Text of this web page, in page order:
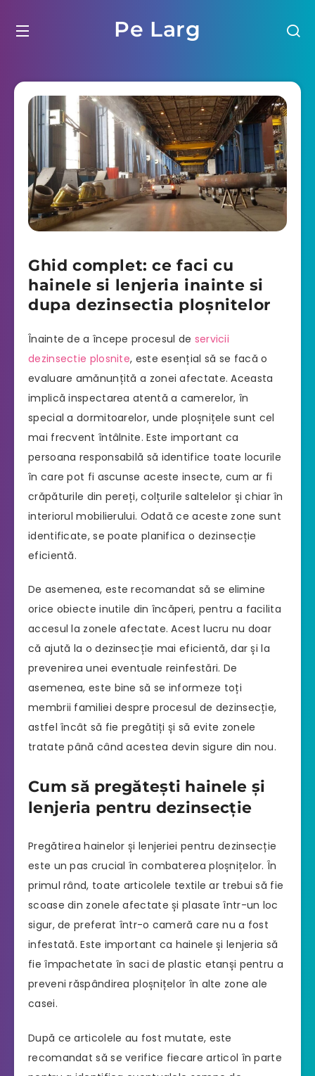
Pe Larg
Ghid complet: ce faci cu
hainele si lenjeria inainte si
dupa dezinsectia ploșnitelor
Înainte de a începe procesul de servicii
dezinsectie plosnite, este esențial să se facă o
evaluare amănunțită a zonei afectate. Aceasta
implică inspectarea atentă a camerelor, în
special a dormitoarelor, unde ploșnițele sunt cel
mai frecvent întâlnite. Este important ca
persoana responsabilă să identifice toate locurile
în care pot fi ascunse aceste insecte, cum ar fi
crăpăturile din pereți, colțurile saltelelor și chiar în
interiorul mobilierului. Odată ce aceste zone sunt
identificate, se poate planifica o dezinsecție
eficientă.
De asemenea, este recomandat să se elimine
orice obiecte inutile din încăperi, pentru a facilita
accesul la zonele afectate. Acest lucru nu doar
că ajută la o dezinsecție mai eficientă, dar și la
prevenirea unei eventuale reinfestări. De
asemenea, este bine să se informeze toți
membrii familiei despre procesul de dezinsecție,
astfel încât să fie pregătiți și să evite zonele
tratate până când acestea devin sigure din nou.
Cum să pregătești hainele și
lenjeria pentru dezinsecție
Pregătirea hainelor și lenjeriei pentru dezinsecție
este un pas crucial în combaterea ploșnițelor. În
primul rând, toate articolele textile ar trebui să fie
scoase din zonele afectate și plasate într-un loc
sigur, de preferat într-o cameră care nu a fost
infestată. Este important ca hainele și lenjeria să
fie împachetate în saci de plastic etanși pentru a
preveni răspândirea ploșnițelor în alte zone ale
casei.
După ce articolele au fost mutate, este
recomandat să se verifice fiecare articol în parte